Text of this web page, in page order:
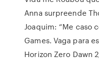
Anna surpreende
Joaquim: “Me caso
Games. Vaga para
Horizon Zero Dawn